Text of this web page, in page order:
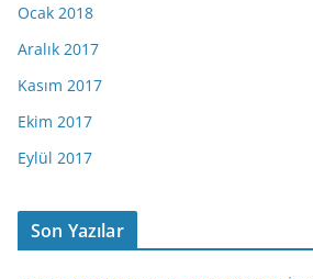
Ocak 2018
Aralık 2017
Kasım 2017
Ekim 2017
Eylül 2017
Son Yazılar